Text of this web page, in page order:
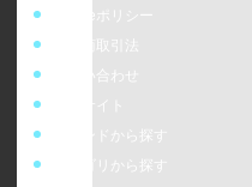
cookieポリシー
特定商取引法
お問い合わせ
販売サイト
ブランドから探す
カテゴリから探す